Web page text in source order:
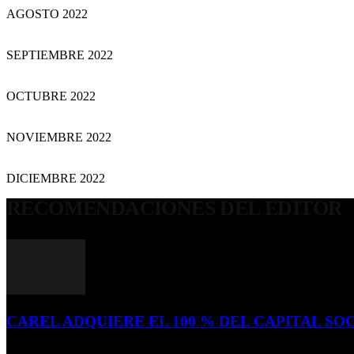
AGOSTO 2022
SEPTIEMBRE 2022
OCTUBRE 2022
NOVIEMBRE 2022
DICIEMBRE 2022
CAREL ADQUIERE EL 100 % DEL CAPITAL